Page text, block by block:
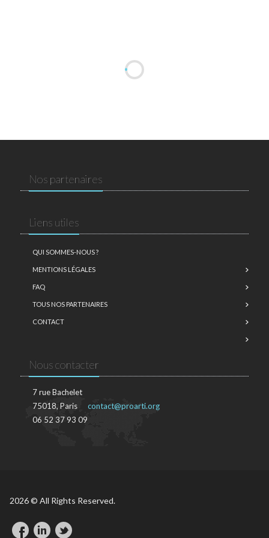
Nos partenaires
Liens utiles
QUI SOMMES-NOUS ?
MENTIONS LÉGALES
FAQ
TOUS NOS PARTENAIRES
CONTACT
Nous contacter
7 rue Bachelet
75018, Paris
06 52 37 93 09
contact@proarti.org
2026 © All Rights Reserved.